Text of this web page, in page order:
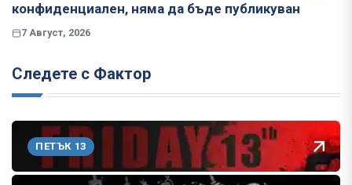
конфиденциален, няма да бъде публикуван
7 Август, 2026
Следете с Фактор
ПЕТЪК 13